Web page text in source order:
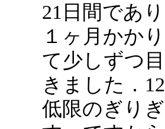
21日間であ
１ヶ月かか
て少しずつ
きました．
低限のぎり